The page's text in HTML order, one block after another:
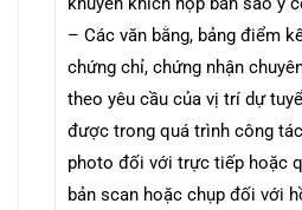
– Các văn bằng, bảng điểm
chứng chỉ, chứng nhận
theo yêu cầu của vị trí dự
được trong quá trình công
photo đối với trực tiếp hoặc
bản scan hoặc chụp đối với